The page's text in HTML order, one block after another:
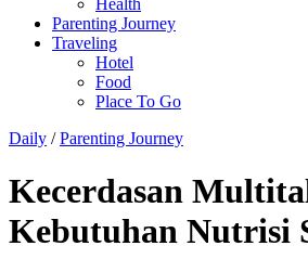
Health
Parenting Journey
Traveling
Hotel
Food
Place To Go
Daily /Parenting Journey
Kecerdasan
Kebutuhan Nutrisi